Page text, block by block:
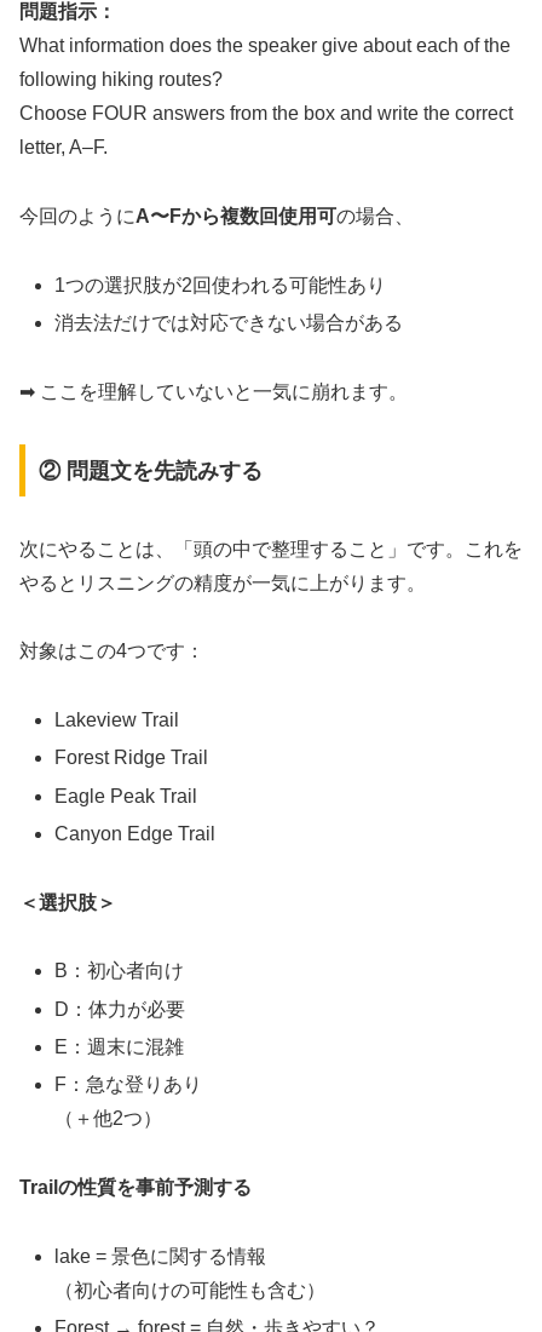
問題指示：
What information does the speaker give about each of the
following hiking routes?
Choose FOUR answers from the box and write the correct
letter, A–F.
今回のようにA〜Fから複数回使用可の場合、
1つの選択肢が2回使われる可能性あり
消去法だけでは対応できない場合がある
➡ ここを理解していないと一気に崩れます。
② 問題文を先読みする
次にやることは、「頭の中で整理すること」です。これを
やるとリスニングの精度が一気に上がります。
対象はこの4つです：
Lakeview Trail
Forest Ridge Trail
Eagle Peak Trail
Canyon Edge Trail
＜選択肢＞
B：初心者向け
D：体力が必要
E：週末に混雑
F：急な登りあり
（＋他2つ）
Trailの性質を事前予測する
lake = 景色に関する情報
（初心者向けの可能性も含む）
Forest → forest = 自然・歩きやすい？